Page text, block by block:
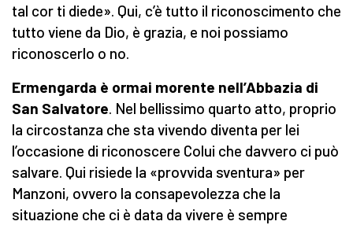
tal cor ti diede». Qui, c’è tutto il riconoscimento che
tutto viene da Dio, è grazia, e noi possiamo
riconoscerlo o no.
Ermengarda è ormai morente nell’Abbazia di
San Salvatore. Nel bellissimo quarto atto, proprio
la circostanza che sta vivendo diventa per lei
l’occasione di riconoscere Colui che davvero ci può
salvare. Qui risiede la «provvida sventura» per
Manzoni, ovvero la consapevolezza che la
situazione che ci è data da vivere è sempre